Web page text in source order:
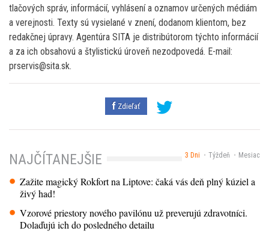
tlačových správ, informácií, vyhlásení a oznamov určených médiám
a verejnosti. Texty sú vysielané v znení, dodanom klientom, bez
redakčnej úpravy. Agentúra SITA je distribútorom týchto informácií
a za ich obsahovú a štylistickú úroveň nezodpovedá. E-mail:
prservis@sita.sk.
Zdieľať
3 Dni Týždeň Mesiac
NAJČÍTANEJŠIE
Zažite magický Rokfort na Liptove: čaká vás deň plný kúziel a
živý had!
Vzorové priestory nového pavilónu už preverujú zdravotníci.
Dolaďujú ich do posledného detailu